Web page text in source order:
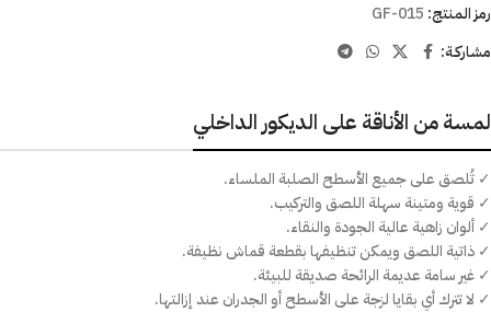
رمز المنتج: GF-015
مشاركـة:
لمسة من الأناقة على الديكور الداخلي
✓ تُلصق على جميع الأسطح الصلبة الملساء.
✓ قوية ومتينة سهلة اللصق والتركيب.
✓ ألوان زاهية عالية الجودة والنقاء.
✓ ذاتية اللصق ويمكن تنظيفها بقطعة قماش نظيفة.
✓ غير سامة عديمة الرائحة صديقة للبيئة.
✓ لا تترك أي بقايا لزجة على الأسطح أو الجدران عند إزالتها.